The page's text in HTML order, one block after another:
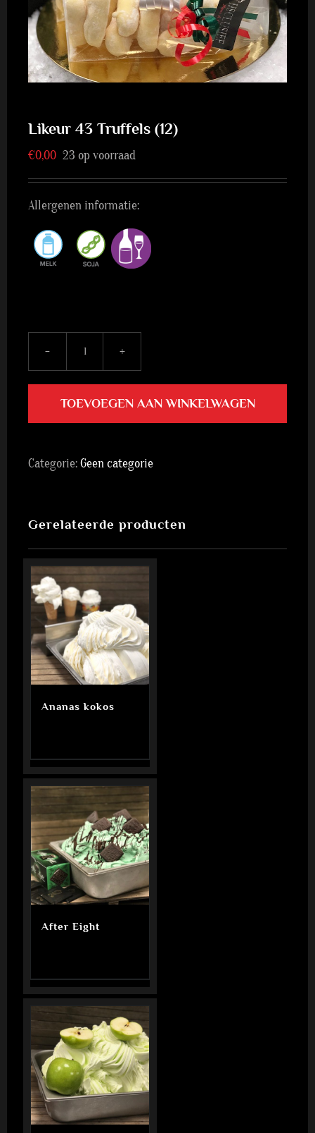
Likeur 43 Truffels (12)
€0,00 23 op voorraad
Allergenen informatie:
aantal
TOEVOEGEN AAN WINKELWAGEN
Categorie:Geen categorie
Gerelateerde producten
Ananas kokos
After Eight